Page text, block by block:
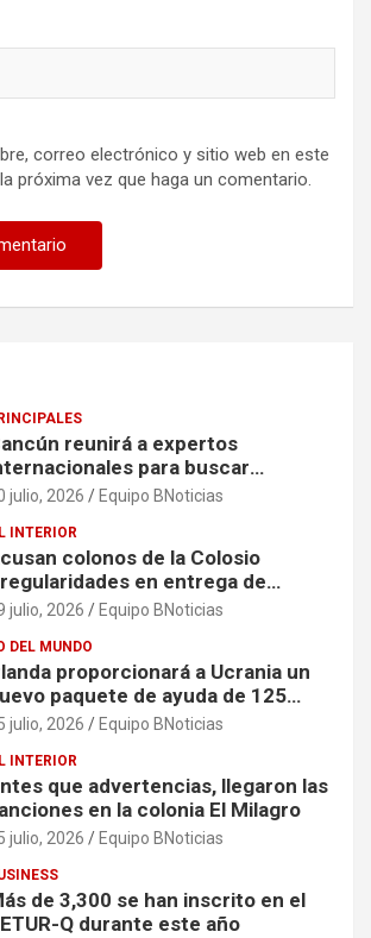
correo electrónico y sitio web en este
próxima vez que haga un comentario.
reunirá a expertos
para buscar
al problema del sargazo
julio, 2026 Equipo BNoticias
INTERIOR
colonos de la Colosio
en entrega de
julio, 2026 Equipo BNoticias
DEL MUNDO
proporcionará a Ucrania un
paquete de ayuda de 125
de euros
julio, 2026 Equipo BNoticias
INTERIOR
que advertencias, llegaron las
en la colonia El Milagro
julio, 2026 Equipo BNoticias
de 3,300 se han inscrito en el
Q durante este año